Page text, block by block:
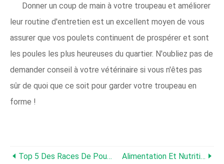
Donner un coup de main à votre troupeau et améliorer
leur routine d'entretien est un excellent moyen de vous
assurer que vos poulets continuent de prospérer et sont
les poules les plus heureuses du quartier. N'oubliez pas de
demander conseil à votre vétérinaire si vous n'êtes pas
sûr de quoi que ce soit pour garder votre troupeau en
forme !
Top 5 Des Races De Poulet Pour Les Climats Chauds Alimentation Et Nutrition